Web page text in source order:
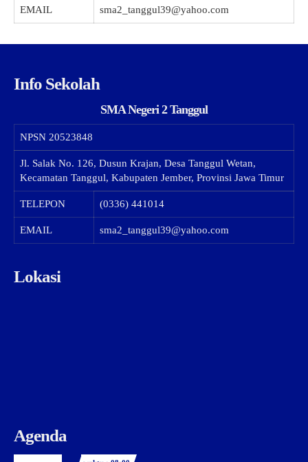
EMAIL sma2_tanggul39@yahoo.com
Info Sekolah
SMA Negeri 2 Tanggul
NPSN 20523848
Jl. Salak No. 126, Dusun Krajan, Desa Tanggul Wetan,
Kecamatan Tanggul, Kabupaten Jember, Provinsi Jawa Timur
TELEPON (0336) 441014
EMAIL sma2_tanggul39@yahoo.com
Lokasi
Agenda